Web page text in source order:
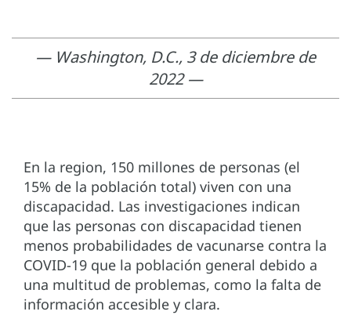
— Washington, D.C., 3 de diciembre de
2022 —
En la region, 150 millones de personas (el
15% de la población total) viven con una
discapacidad. Las investigaciones indican
que las personas con discapacidad tienen
menos probabilidades de vacunarse contra la
COVID-19 que la población general debido a
una multitud de problemas, como la falta de
información accesible y clara.